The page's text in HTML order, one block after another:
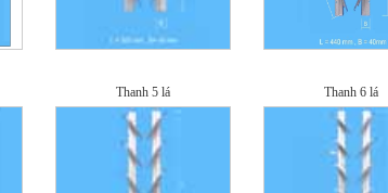
Thanh 5 lá Thanh 6 lá